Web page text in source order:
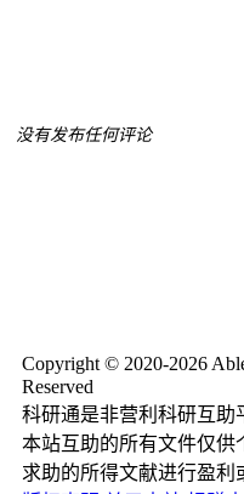
没有发布任何评论
Copyright © 2020-2026
Reserved
科研通是非营利科研互助
本站互助的所有文件仅供
求助的所得文献进行盈利